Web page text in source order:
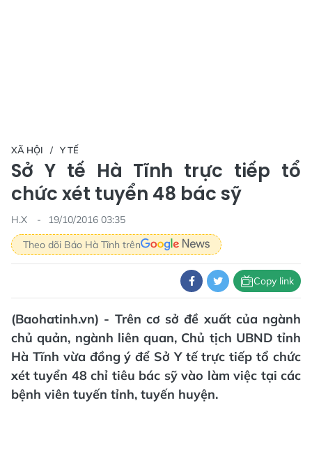
XÃ HỘI Y TẾ
Sở Y tế Hà Tĩnh trực tiếp tổ
chức xét tuyển 48 bác sỹ
H.X
19/10/2016 03:35
Theo dõi Báo Hà Tĩnh trên
Copy link
(Baohatinh.vn) - Trên cơ sở đề xuất của ngành
chủ quản, ngành liên quan, Chủ tịch UBND tỉnh
Hà Tĩnh vừa đồng ý để Sở Y tế trực tiếp tổ chức
xét tuyển 48 chỉ tiêu bác sỹ vào làm việc tại các
bệnh viên tuyến tỉnh, tuyến huyện.